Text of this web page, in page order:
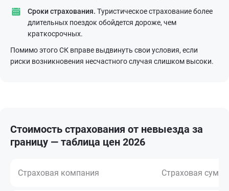
Сроки страхования. Туристическое страхование более
длительных поездок обойдется дороже, чем
краткосрочных.
Помимо этого СК вправе выдвинуть свои условия, если
риски возникновения несчастного случая слишком высоки.
Стоимость страхования от невыезда за
границу — таблица цен 2026
Страховая компания Страховая сумма